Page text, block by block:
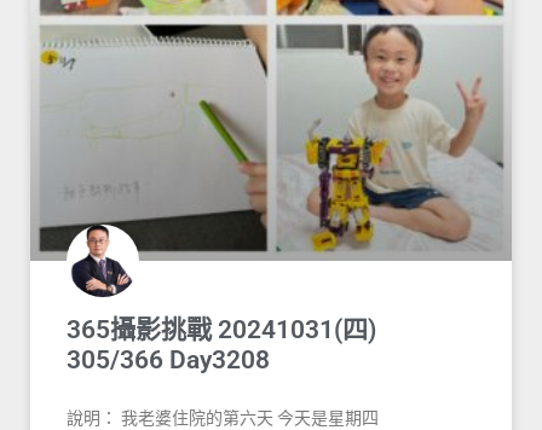
365攝影挑戰 20241031(四)
305/366 Day3208
說明： 我老婆住院的第六天 今天是星期四